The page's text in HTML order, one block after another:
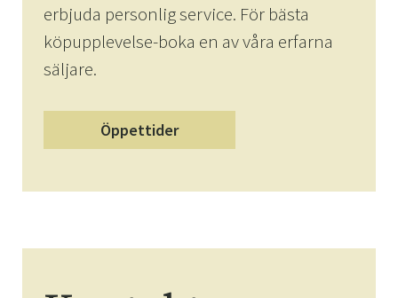
erbjuda personlig service. För bästa
köpupplevelse-boka en av våra erfarna
säljare.
Öppettider